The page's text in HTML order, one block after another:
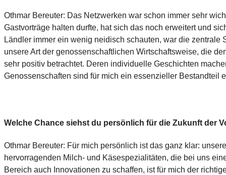
Othmar Bereuter: Das Netzwerken war schon immer sehr
Gastvorträge halten durfte, hat sich das noch erweitert und
Ländler immer ein wenig neidisch schauten, war die
unsere Art der genossenschaftlichen Wirtschaftsweise, die
sehr positiv betrachtet. Deren individuelle Geschichten
Genossenschaften sind für mich ein essenzieller Bestandteil
Welche Chance siehst du persönlich für die Zukunft der
Othmar Bereuter: Für mich persönlich ist das ganz klar:
hervorragenden Milch- und Käsespezialitäten, die bei uns
Bereich auch Innovationen zu schaffen, ist für mich der